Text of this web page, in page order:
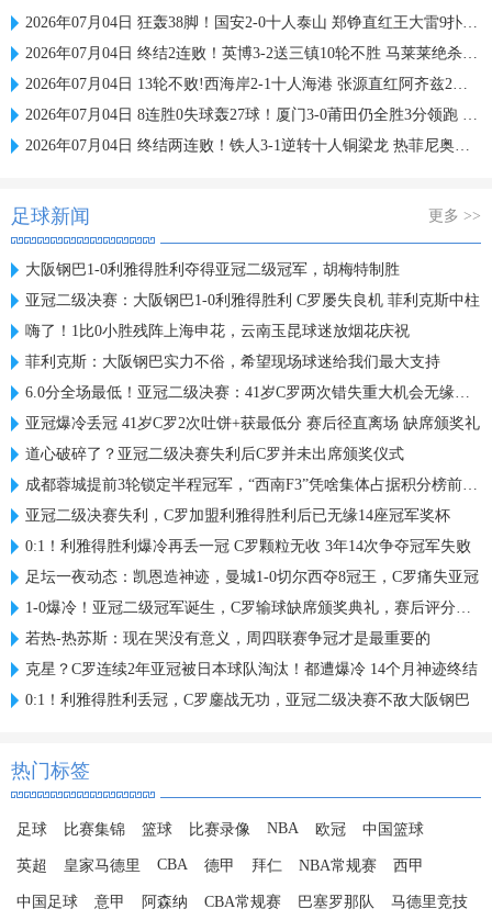
2026年07月04日 狂轰38脚！国安2-0十人泰山 郑铮直红王大雷9扑救塞鸟+林良铭破门
2026年07月04日 终结2连败！英博3-2送三镇10轮不胜 马莱莱绝杀 卡迪斯传射难救主
2026年07月04日 13轮不败!西海岸2-1十人海港 张源直红阿齐兹2助攻VAR吹掉双方4球
2026年07月04日 8连胜0失球轰27球！厦门3-0莆田仍全胜3分领跑 刘鑫岳超级世界波
2026年07月04日 终结两连败！铁人3-1逆转十人铜梁龙 热菲尼奥双响恩加德乌染红
足球新闻 更多 >>
大阪钢巴1-0利雅得胜利夺得亚冠二级冠军，胡梅特制胜
亚冠二级决赛：大阪钢巴1-0利雅得胜利 C罗屡失良机 菲利克斯中柱
嗨了！1比0小胜残阵上海申花，云南玉昆球迷放烟花庆祝
菲利克斯：大阪钢巴实力不俗，希望现场球迷给我们最大支持
6.0分全场最低！亚冠二级决赛：41岁C罗两次错失重大机会无缘首冠
亚冠爆冷丢冠 41岁C罗2次吐饼+获最低分 赛后径直离场 缺席颁奖礼
道心破碎了？亚冠二级决赛失利后C罗并未出席颁奖仪式
成都蓉城提前3轮锁定半程冠军，“西南F3”凭啥集体占据积分榜前三？
亚冠二级决赛失利，C罗加盟利雅得胜利后已无缘14座冠军奖杯
0:1！利雅得胜利爆冷再丢一冠 C罗颗粒无收 3年14次争夺冠军失败
足坛一夜动态：凯恩造神迹，曼城1-0切尔西夺8冠王，C罗痛失亚冠
1-0爆冷！亚冠二级冠军诞生，C罗输球缺席颁奖典礼，赛后评分出炉
若热-热苏斯：现在哭没有意义，周四联赛争冠才是最重要的
克星？C罗连续2年亚冠被日本球队淘汰！都遭爆冷 14个月神迹终结
0:1！利雅得胜利丢冠，C罗鏖战无功，亚冠二级决赛不敌大阪钢巴
热门标签
足球 比赛集锦 篮球 比赛录像 NBA 欧冠 中国篮球
英超 皇家马德里 CBA 德甲 拜仁 NBA常规赛 西甲
中国足球 意甲 阿森纳 CBA常规赛 巴塞罗那队 马德里竞技